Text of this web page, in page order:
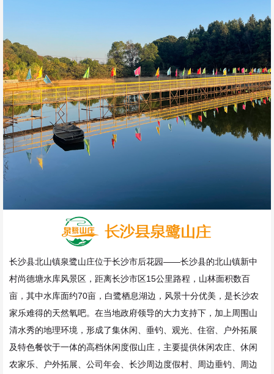
长沙县北山镇泉鹭山庄位于长沙市后花园——长沙县的北山镇新中
村尚德塘水库风景区，距离长沙市区15公里路程，山林面积数百
亩，其中水库面约70亩，白鹭栖息湖边，风景十分优美，是长沙农
家乐难得的天然氧吧。在当地政府领导的大力支持下，加上周围山
清水秀的地理环境，形成了集休闲、垂钓、观光、住宿、户外拓展
及特色餐饮于一体的高档休闲度假山庄，主要提供休闲农庄、休闲
农家乐、户外拓展、公司年会、长沙周边度假村、周边垂钓、周边